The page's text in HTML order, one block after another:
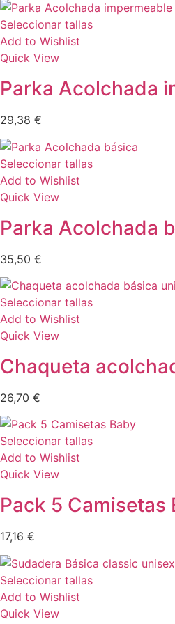
Seleccionar tallas
Add to Wishlist
Quick View
Parka Acolchada
29,38 €
Seleccionar tallas
Add to Wishlist
Quick View
Parka Acolchada
35,50 €
Seleccionar tallas
Add to Wishlist
Quick View
Chaqueta
26,70 €
Seleccionar tallas
Add to Wishlist
Quick View
Pack 5 Camisetas
17,16 €
Seleccionar tallas
Add to Wishlist
Quick View